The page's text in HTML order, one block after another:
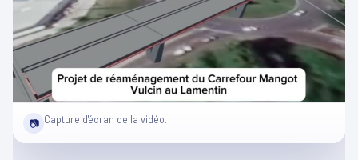
📷 Capture d'écran de la vidéo.